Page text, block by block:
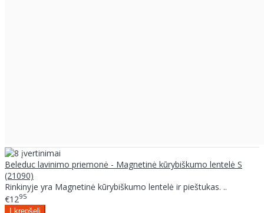
Beleduc lavinimo priemonė - Magnetinė kūrybiškumo lentelė S
(21090)
Rinkinyje yra Magnetinė kūrybiškumo lentelė ir pieštukas. ..
€1295